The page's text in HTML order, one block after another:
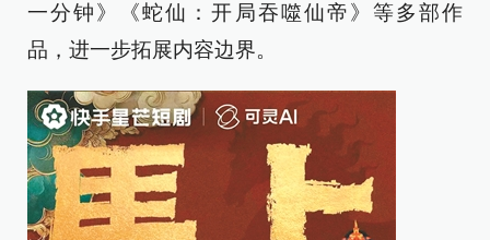
一分钟》《蛇仙：开局吞噬仙帝》等多部作
品，进一步拓展内容边界。